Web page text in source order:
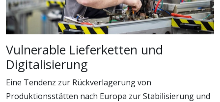
Vulnerable Lieferketten und
Digitalisierung
Eine Tendenz zur Rückverlagerung von
Produktionsstätten nach Europa zur Stabilisierung und